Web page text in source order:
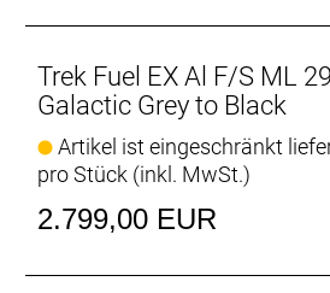
mehr Vertrauen.
Du entscheidest: flacher oder
Installiere angewinkelte
erhältlich), um den 64,5-Grad-
Grad anzuheben oder
Innenlagerhöhe zu beeinflussen.
Trek Fuel EX Al F/S ML
Galactic Grey to Black
Artikel ist eingeschränkt
pro Stück (inkl. MwSt.)
2.799,00 EUR